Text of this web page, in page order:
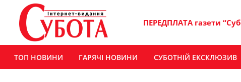
ПЕРЕДПЛАТА газети
ТОП НОВИНИ ГАРЯЧІ НОВИНИ СУБОТНІЙ ЕКСКЛЮЗИВ